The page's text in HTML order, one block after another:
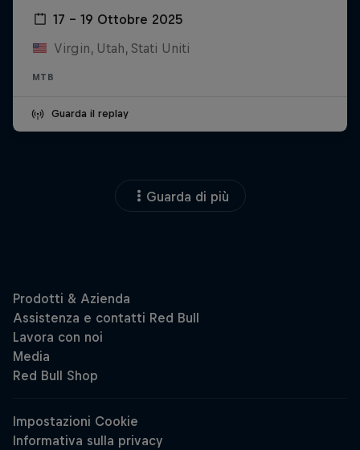
17 – 19 Ottobre 2025
Virgin, Utah, Stati Uniti
MTB
Guarda il replay
Guarda di più